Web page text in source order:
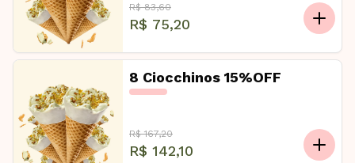
R$ 83,60
R$ 75,20
8 Ciocchinos 15%OFF
R$ 167,20
R$ 142,10